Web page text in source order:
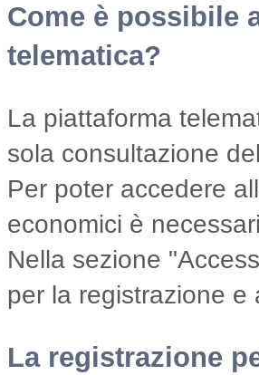
Come è possibile
telematica?
La piattaforma
sola consultazione
Per poter accedere
economici è
Nella sezione
per la registrazione e
La registrazione